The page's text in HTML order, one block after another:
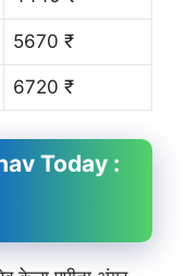
5670 ₹
6720 ₹
Today :